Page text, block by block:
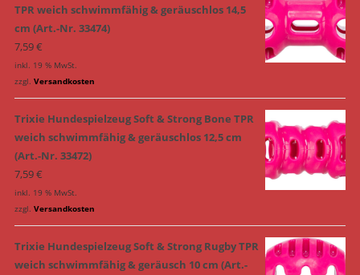
TPR weich schwimmfähig & geräuschlos 14,5
cm (Art.-Nr. 33474)
7,59€
inkl. 19 % MwSt.
zzgl. Versandkosten
Trixie Hundespielzeug Soft & Strong Bone TPR
weich schwimmfähig & geräuschlos 12,5 cm
(Art.-Nr. 33472)
7,59€
inkl. 19 % MwSt.
zzgl. Versandkosten
Trixie Hundespielzeug Soft & Strong Rugby TPR
weich schwimmfähig & geräusch 10 cm (Art.-